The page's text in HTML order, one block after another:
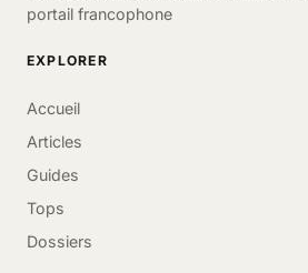
portail francophone
EXPLORER
Accueil
Articles
Guides
Tops
Dossiers